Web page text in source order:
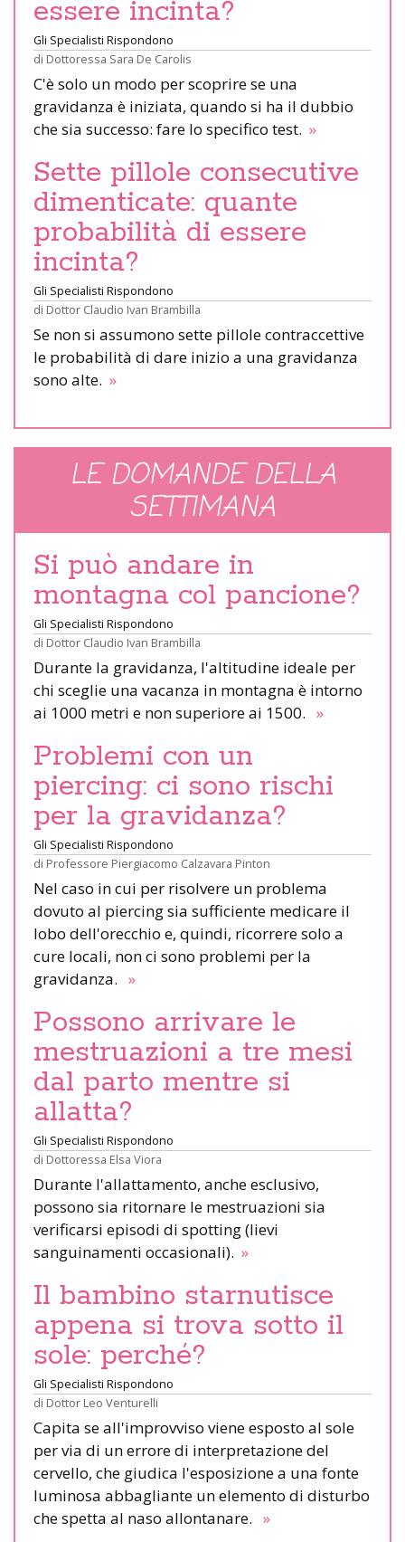
essere incinta?
Gli Specialisti Rispondono
di Dottoressa Sara De Carolis
C'è solo un modo per scoprire se una
gravidanza è iniziata, quando si ha il dubbio
che sia successo: fare lo specifico test. »
Sette pillole consecutive
dimenticate: quante
probabilità di essere
incinta?
Gli Specialisti Rispondono
di Dottor Claudio Ivan Brambilla
Se non si assumono sette pillole contraccettive
le probabilità di dare inizio a una gravidanza
sono alte. »
LE DOMANDE DELLA
SETTIMANA
Si può andare in
montagna col pancione?
Gli Specialisti Rispondono
di Dottor Claudio Ivan Brambilla
Durante la gravidanza, l'altitudine ideale per
chi sceglie una vacanza in montagna è intorno
ai 1000 metri e non superiore ai 1500. »
Problemi con un
piercing: ci sono rischi
per la gravidanza?
Gli Specialisti Rispondono
di Professore Piergiacomo Calzavara Pinton
Nel caso in cui per risolvere un problema
dovuto al piercing sia sufficiente medicare il
lobo dell'orecchio e, quindi, ricorrere solo a
cure locali, non ci sono problemi per la
gravidanza. »
Possono arrivare le
mestruazioni a tre mesi
dal parto mentre si
allatta?
Gli Specialisti Rispondono
di Dottoressa Elsa Viora
Durante l'allattamento, anche esclusivo,
possono sia ritornare le mestruazioni sia
verificarsi episodi di spotting (lievi
sanguinamenti occasionali). »
Il bambino starnutisce
appena si trova sotto il
sole: perché?
Gli Specialisti Rispondono
di Dottor Leo Venturelli
Capita se all'improvviso viene esposto al sole
per via di un errore di interpretazione del
cervello, che giudica l'esposizione a una fonte
luminosa abbagliante un elemento di disturbo
che spetta al naso allontanare. »